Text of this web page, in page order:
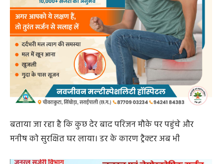
बताया जा रहा है कि कुछ देर बाद परिजन मौके पर पहुंचे और
मनीष को सुरक्षित घर लाया। डर के कारण ट्रैक्टर अब भी